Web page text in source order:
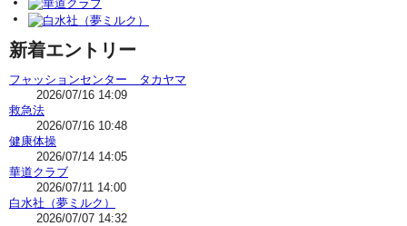
新着エントリー
フャッションセンター タカヤマ
2026/07/16 14:09
救急法
2026/07/16 10:48
健康体操
2026/07/14 14:05
華道クラブ
2026/07/11 14:00
白水社（夢ミルク）
2026/07/07 14:32